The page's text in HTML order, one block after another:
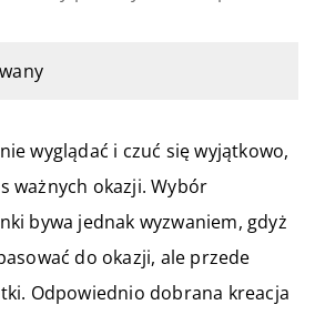
wyglądać i czuć się wyjątkowo,
ważnych okazji. Wybór
bywa jednak wyzwaniem, gdyż
do okazji, ale przede
Odpowiednio dobrana kreacja